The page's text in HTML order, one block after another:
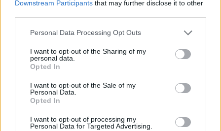
Downstream Participants that may further disclose it to other
Personal Data Processing Opt Outs
I want to opt-out of the Sharing of my
personal data.
Opted In
I want to opt-out of the Sale of my
Personal Data.
Opted In
I want to opt-out of processing my
Personal Data for Targeted Advertising.
δίπλα στην υλοποίηση αυτού του μεγάλου
Περιφέρεια Αττικής και περιλαμβάνει την
κατασκευή νέων σύγχρονων σχολικών
μονάδων καθώς και την ενεργειακή
δραστηριότητες και τα εργοτάξια που
«τρέχουν» πλέον σε όλο το Λεκανοπέδιο και
προσπαθούμε να ανταποκριθούμε σε όλα